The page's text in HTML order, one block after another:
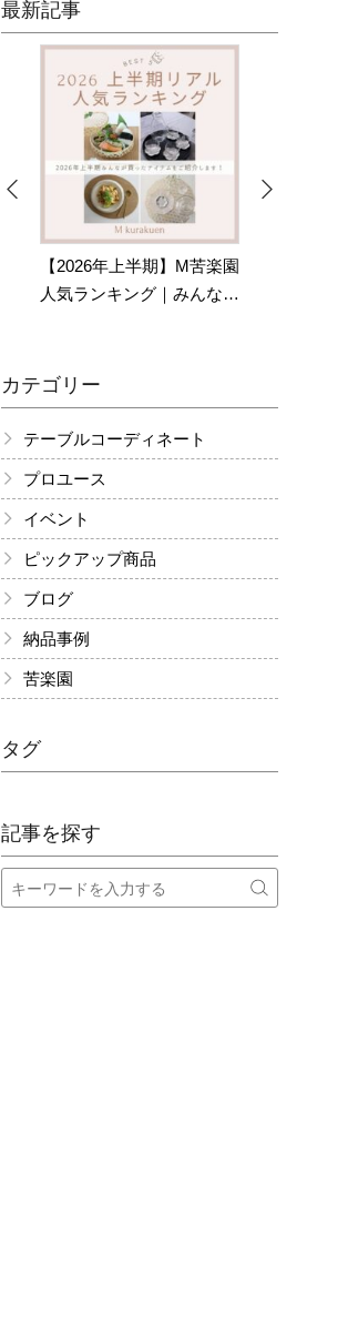
最新記事
エスニック料理をお家でも
っと楽しむ｜器選びと盛り
カテゴリー
テーブルコーディネート
プロユース
イベント
ピックアップ商品
ブログ
納品事例
苦楽園
タグ
記事を探す